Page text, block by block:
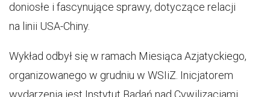
doniosłe i fascynujące sprawy, dotyczące relacji
na linii USA-Chiny.
Wykład odbył się w ramach Miesiąca Azjatyckiego,
organizowanego w grudniu w WSIiZ. Inicjatorem
wydarzenia jest Instytut Badań nad Cywilizacjami.